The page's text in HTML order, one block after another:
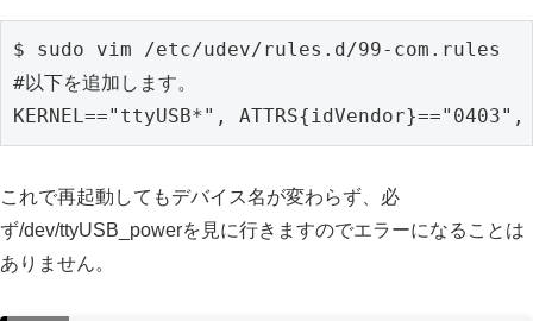
$ sudo vim /etc/udev/rules.d/99-com.rules
#以下を追加します。
これで再起動してもデバイス名が変わらず、必
ず/dev/ttyUSB_powerを見に行きますのでエラーになることは
ありません。